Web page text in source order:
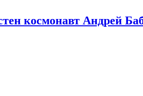
космонавт Андрей